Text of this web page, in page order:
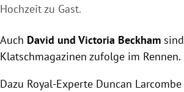
Hochzeit zu Gast.
Auch David und Victoria Beckham sind
Klatschmagazinen zufolge im Rennen.
Dazu Royal-Experte Duncan Larcombe